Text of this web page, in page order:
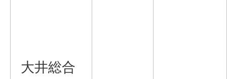
大井総合